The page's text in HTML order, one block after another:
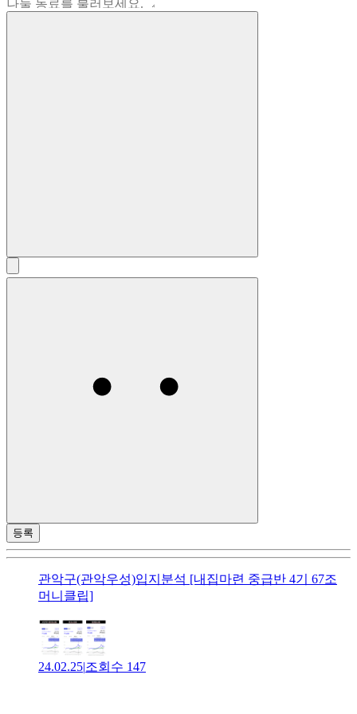
등록
관악구(관악우성)입지분석 [내집마련 중급반 4기 67조
머니클립]
24.02.25|조회수 147